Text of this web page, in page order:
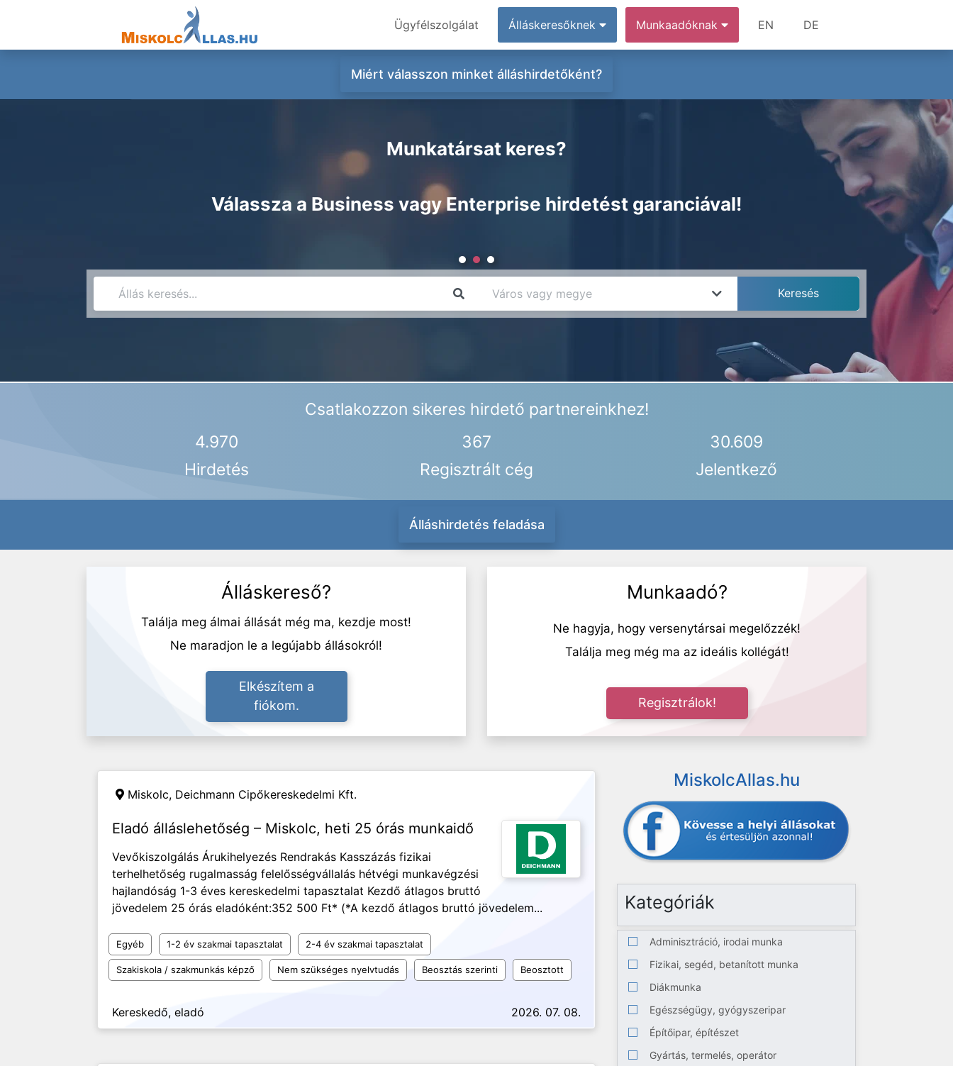
Ügyfélszolgálat Álláskeresőknek Munkaadóknak EN DE
Miért válasszon minket álláshirdetőként?
Munkatársat keres?
Válassza a Business vagy Enterprise hirdetést garanciával!
Csatlakozzon sikeres hirdető partnereinkhez!
4.970
Hirdetés
367
Regisztrált cég
30.609
Jelentkező
Álláshirdetés feladása
Álláskereső?
Találja meg álmai állását még ma, kezdje most!
Ne maradjon le a legújabb állásokról!
Elkészítem a
fiókom.
Munkaadó?
Ne hagyja, hogy versenytársai megelőzzék!
Találja meg még ma az ideális kollégát!
Regisztrálok!
Miskolc, Deichmann Cipőkereskedelmi Kft.
Eladó álláslehetőség – Miskolc, heti 25 órás munkaidő
Vevőkiszolgálás Árukihelyezés Rendrakás Kasszázás fizikai
terhelhetőség rugalmasság felelősségvállalás hétvégi munkavégzési
hajlandóság 1-3 éves kereskedelmi tapasztalat Kezdő átlagos bruttó
jövedelem 25 órás eladóként:352 500 Ft* (*A kezdő átlagos bruttó jövedelem...
Egyéb 1-2 év szakmai tapasztalat 2-4 év szakmai tapasztalat
Szakiskola / szakmunkás képző Nem szükséges nyelvtudás Beosztás szerinti Beosztott
Kereskedő, eladó 2026. 07. 08.
MiskolcAllas.hu
Kategóriák
Adminisztráció, irodai munka
Fizikai, segéd, betanított munka
Diákmunka
Egészségügy, gyógyszeripar
Építőipar, építészet
Gyártás, termelés, operátor